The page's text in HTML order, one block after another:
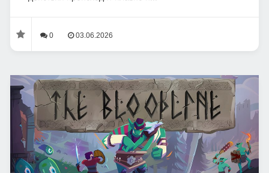
0 03.06.2026